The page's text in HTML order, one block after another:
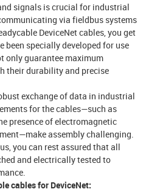
signals is crucial for industrial
via fieldbus systems
DeviceNet cables, you get
specially developed for use
only guarantee maximum
their durability and precise
exchange of data in industrial
for the cables—such as
presence of electromagnetic
assembly challenging.
you can rest assured that all
and electrically tested to
cables for DeviceNet: